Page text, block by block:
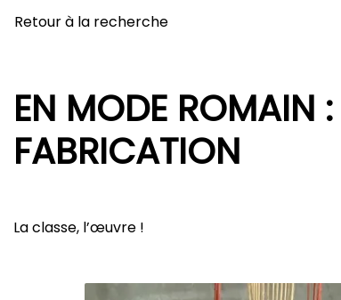
Retour à la recherche
EN MODE ROMAIN :
FABRICATION
La classe, l’œuvre !